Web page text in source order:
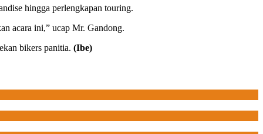
hingga perlengkapan touring.
acara ini,” ucap Mr. Gandong.
bikers panitia. (Ibe)